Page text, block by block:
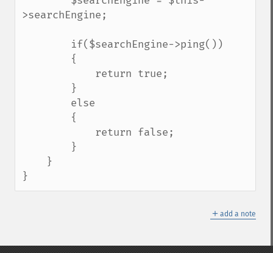
>searchEngine;
}
＋ add a note